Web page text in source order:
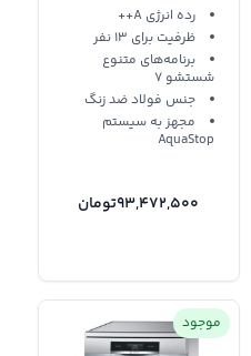
رده انرژی A++
ظرفیت برای 13 نفر
برنامه‌های متنوع
شستشو 7
جنس فولاد ضد زنگ
مجهز به سیستم
AquaStop
93,472,500تومان
موجود